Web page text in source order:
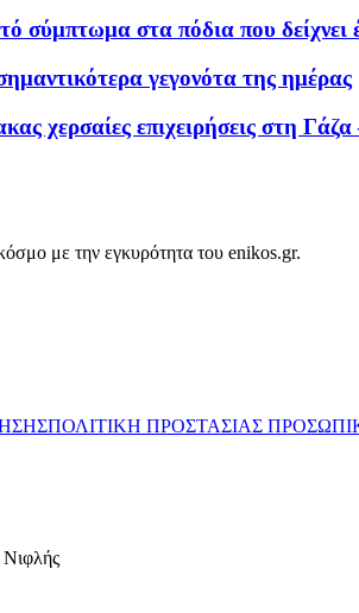
σύμπτωμα στα πόδια που δείχνει
γεγονότα της ημέρας
χερσαίες επιχειρήσεις στη
με την εγκυρότητα του enikos.gr.
ΠΟΛΙΤΙΚΗ ΠΡΟΣΤΑΣΙΑΣ